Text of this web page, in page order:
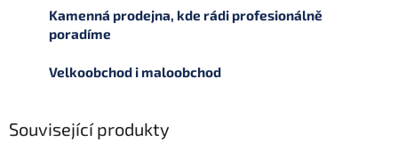
Kamenná prodejna, kde rádi profesionálně
poradíme
Velkoobchod i maloobchod
Související produkty